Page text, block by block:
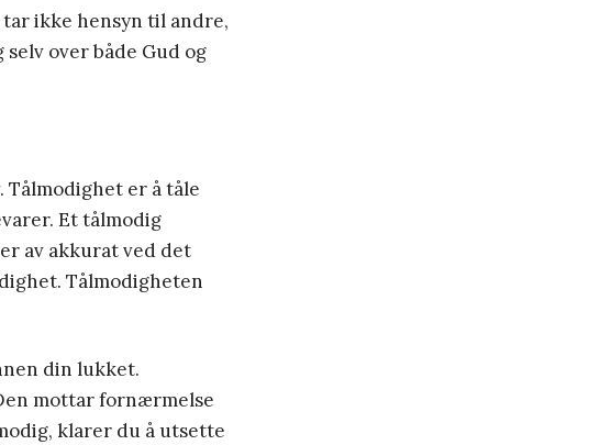
ikke hensyn til andre,
over både Gud og
Tålmodighet er å tåle
Et tålmodig
av akkurat ved det
Tålmodigheten
din lukket.
mottar fornærmelse
klarer du å utsette